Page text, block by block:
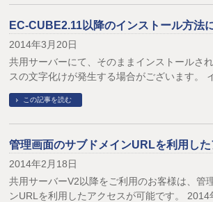
EC-CUBE2.11以降のインストール方法
2014年3月20日
共用サーバーにて、そのままインストールさ
スの文字化けが発生する場合がございます。
この記事を読む
管理画面のサブドメインURLを利用し
2014年2月18日
共用サーバーV2以降をご利用のお客様は、管
ンURLを利用したアクセスが可能です。 2014